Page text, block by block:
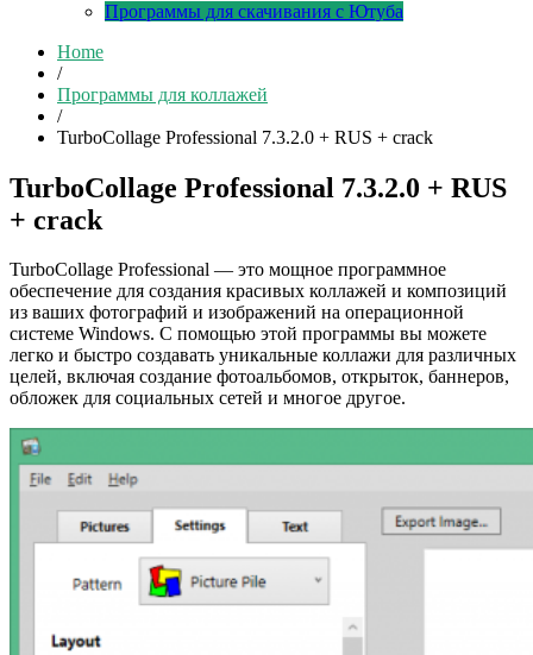
Программы для скачивания с Ютуба
Home
/
Программы для коллажей
/
TurboCollage Professional 7.3.2.0 + RUS + crack
TurboCollage Professional 7.3.2.0 + RUS
+ crack
TurboCollage Professional — это мощное программное
обеспечение для создания красивых коллажей и композиций
из ваших фотографий и изображений на операционной
системе Windows. С помощью этой программы вы можете
легко и быстро создавать уникальные коллажи для различных
целей, включая создание фотоальбомов, открыток, баннеров,
обложек для социальных сетей и многое другое.